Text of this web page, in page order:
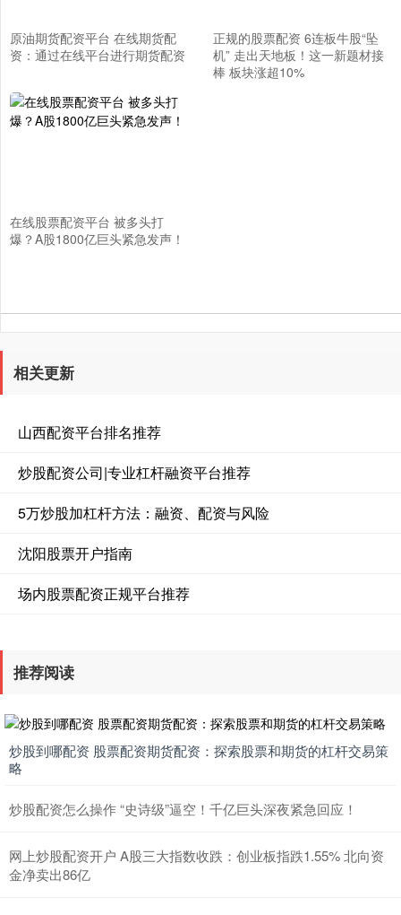
原油期货配资平台 在线期货配
资：通过在线平台进行期货配资
正规的股票配资 6连板牛股“坠
机” 走出天地板！这一新题材接
棒 板块涨超10%
在线股票配资平台 被多头打
爆？A股1800亿巨头紧急发声！
相关更新
山西配资平台排名推荐
炒股配资公司|专业杠杆融资平台推荐
5万炒股加杠杆方法：融资、配资与风险
沈阳股票开户指南
场内股票配资正规平台推荐
推荐阅读
炒股到哪配资 股票配资期货配资：探索股票和期货的杠杆交易策
略
炒股配资怎么操作 “史诗级”逼空！千亿巨头深夜紧急回应！
网上炒股配资开户 A股三大指数收跌：创业板指跌1.55% 北向资
金净卖出86亿